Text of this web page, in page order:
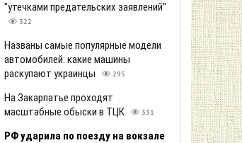
"утечками предательских заявлений"
322
Названы самые популярные модели
автомобилей: какие машины
раскупают украинцы
295
На Закарпатье проходят
масштабные обыски в ТЦК
331
РФ ударила по поезду на вокзале